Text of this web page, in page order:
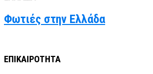
Φωτιές στην Ελλάδα
ΕΠΙΚΑΙΡΟΤΗΤΑ